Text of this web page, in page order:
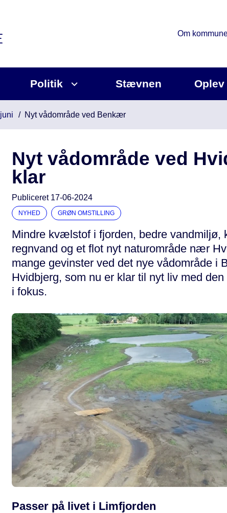
Om
Politik Stævnen
juni Nyt vådområde ved Benkær
Nyt vådområde ved
klar
Publiceret 17-06-2024
NYHED GRØN OMSTILLING
Mindre kvælstof i fjorden, bedre vandmiljø,
regnvand og et flot nyt naturområde nær
mange gevinster ved det nye vådområde i
Hvidbjerg, som nu er klar til nyt liv med
i fokus.
Passer på livet i Limfjorden